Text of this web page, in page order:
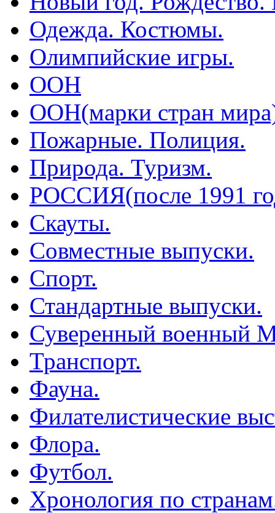
Одежда. Костюмы.
Олимпийские игры.
ООН
ООН(марки стран
Пожарные. Полиция.
Природа. Туризм.
РОССИЯ(после 1991
Скауты.
Совместные выпуски.
Спорт.
Стандартные выпуски.
Суверенный военный
Транспорт.
Фауна.
Филателистические
Флора.
Футбол.
Хронология по